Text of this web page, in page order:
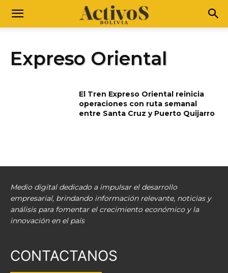
Expreso Oriental
El Tren Expreso Oriental reinicia
operaciones con ruta semanal
entre Santa Cruz y Puerto Quijarro
Medio digital dedicado a impulsar el desarrollo
empresarial, brindando información relevante, noticias y
análisis para fomentar el crecimiento económico y la
innovación en el país
CONTACTANOS